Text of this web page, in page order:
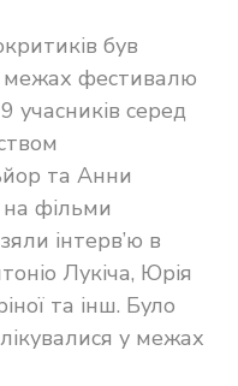
був
межах фестивалю
учасників серед
та Анни
фільми
інтерв’ю в
Лукіча, Юрія
та інш. Було
у межах